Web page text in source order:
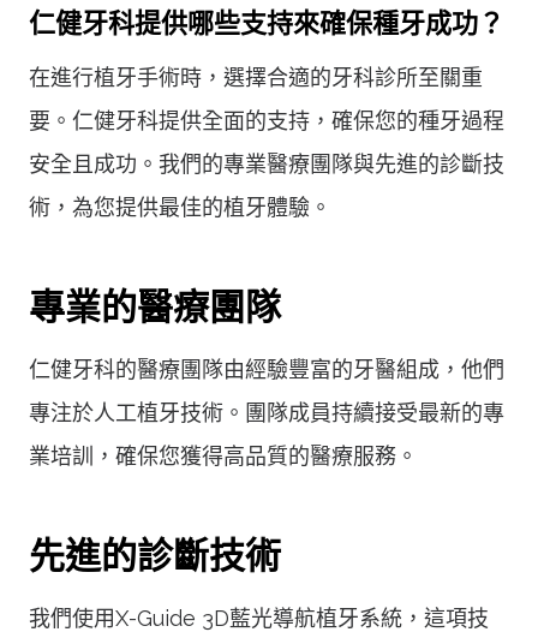
仁健牙科提供哪些支持來確保種牙成功？
在進行植牙手術時，選擇合適的牙科診所至關重
要。仁健牙科提供全面的支持，確保您的種牙過程
安全且成功。我們的專業醫療團隊與先進的診斷技
術，為您提供最佳的植牙體驗。
專業的醫療團隊
仁健牙科的醫療團隊由經驗豐富的牙醫組成，他們
專注於人工植牙技術。團隊成員持續接受最新的專
業培訓，確保您獲得高品質的醫療服務。
先進的診斷技術
我們使用X-Guide 3D藍光導航植牙系統，這項技